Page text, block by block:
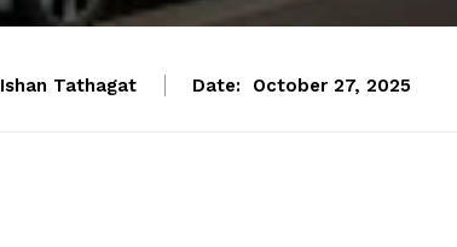
Ishan Tathagat Date: October 27, 2025